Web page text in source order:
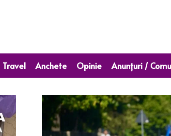
Travel Anchete Opinie Anunțuri /